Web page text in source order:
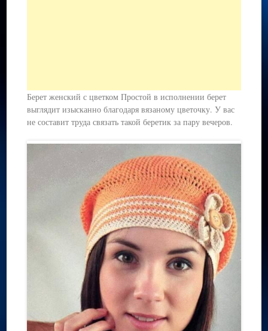
Берет женский с цветком Простой в исполнении берет
выглядит изысканно благодаря вязаному цветочку. У вас
не составит труда связать такой беретик за пару вечеров.